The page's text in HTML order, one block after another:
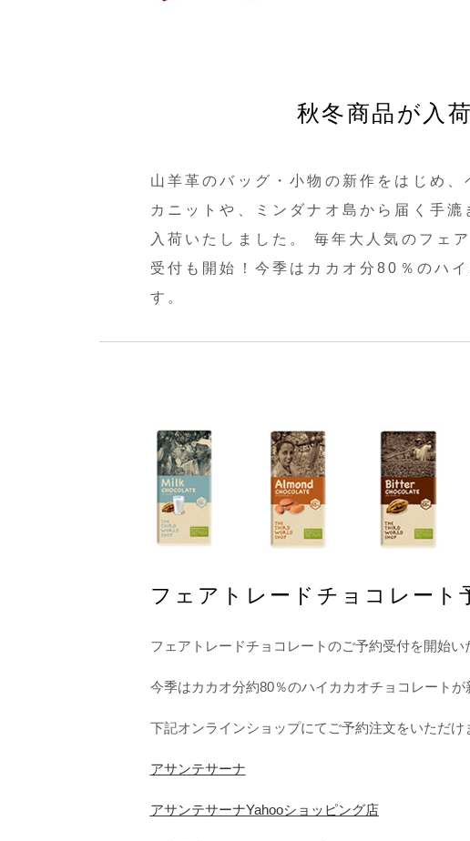
秋冬商品が入
山羊革のバッグ・小物の新作をはじめ
カニットや、ミンダナオ島から届く手
入荷いたしました。 毎年大人気のフェ
受付も開始！今季はカカオ分80％のハ
す。
フェアトレードチョコレート
フェアトレードチョコレートのご予約受付を開始い
今季はカカオ分約80％のハイカカオチョコレートが
下記オンラインショップにてご予約注文をいただけ
アサンテサーナ
アサンテサーナYahooショッピング店